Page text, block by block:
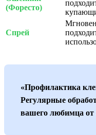
(Форесто)
Спрей
«Профилактика
Регулярные
вашего любимца от